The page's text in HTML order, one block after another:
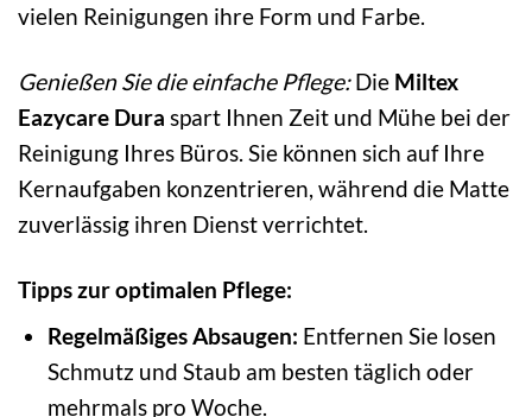
vielen Reinigungen ihre Form und Farbe.
Genießen Sie die einfache Pflege:Die Miltex
Eazycare Dura spart Ihnen Zeit und Mühe bei der
Reinigung Ihres Büros. Sie können sich auf Ihre
Kernaufgaben konzentrieren, während die Matte
zuverlässig ihren Dienst verrichtet.
Tipps zur optimalen Pflege:
Regelmäßiges Absaugen: Entfernen Sie losen
Schmutz und Staub am besten täglich oder
mehrmals pro Woche.